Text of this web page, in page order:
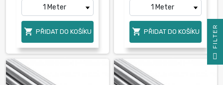
 PŘIDAT DO KOŠÍKU  PŘIDAT DO KOŠÍKU R